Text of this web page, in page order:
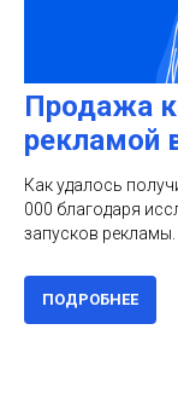
Продажа
рекламой
Как удалось
000 благодаря
запусков рекламы.
ПОДРОБНЕЕ